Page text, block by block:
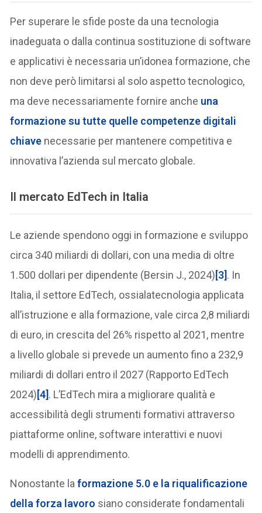
Per superare le sfide poste da una tecnologia
inadeguata o dalla continua sostituzione di software
e applicativi è necessaria un’idonea formazione, che
non deve però limitarsi al solo aspetto tecnologico,
ma deve necessariamente fornire anche una
formazione su tutte quelle competenze digitali
chiave necessarie per mantenere competitiva e
innovativa l’azienda sul mercato globale.
Il mercato EdTech in Italia
Le aziende spendono oggi in formazione e sviluppo
circa 340 miliardi di dollari, con una media di oltre
1.500 dollari per dipendente (Bersin J., 2024)[3]. In
Italia, il settore EdTech, ossialatecnologia applicata
all’istruzione e alla formazione, vale circa 2,8 miliardi
di euro, in crescita del 26% rispetto al 2021, mentre
a livello globale si prevede un aumento fino a 232,9
miliardi di dollari entro il 2027 (Rapporto EdTech
2024)[4]. L’EdTech mira a migliorare qualità e
accessibilità degli strumenti formativi attraverso
piattaforme online, software interattivi e nuovi
modelli di apprendimento.
Nonostante la formazione 5.0 e la riqualificazione
della forza lavoro siano considerate fondamentali